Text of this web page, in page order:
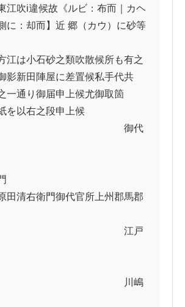
江吹i違候故《ルビ：布而｜カヘ
に：却而】近 郷（カウ）に砂等
江は小石砂之類吹散候所も有之
影新田陣屋に差置候私手代共
一通り御届申上候尤御取箇
を以右之段申上候
代
月
衛門御代官所上州郡馬郡
戸
　　　　　　　　　　　　川嶋